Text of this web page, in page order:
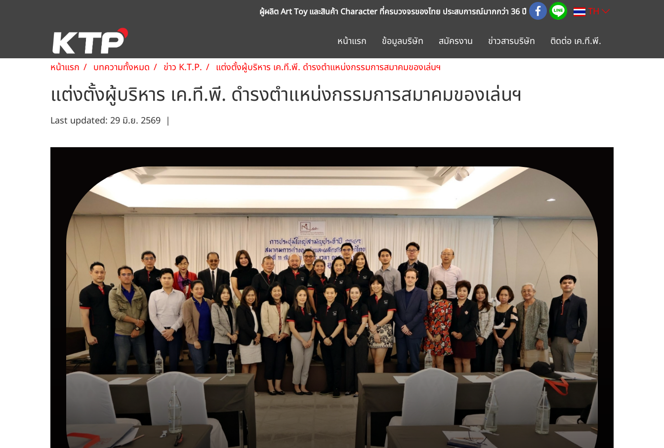
ผู้ผลิต Art Toy และสินค้า Character ที่ครบวงจรของไทย ประสบการณ์มากกว่า 36 ปี TH
หน้าแรก ข้อมูลบริษัท สมัครงาน ข่าวสารบริษัท
ติดต่อ เค.ที.พี.
หน้าแรก
บทความทั้งหมด ข่าว K.T.P. แต่งตั้งผู้บริหาร เค.ที.พี. ดำรงตำแหน่งกรรมการสมาคมของเล่นฯ
แต่งตั้งผู้บริหาร เค.ที.พี. ดำรงตำแหน่งกรรมการสมาคมของเล่นฯ
Last updated: 29 มิ.ย. 2569 |